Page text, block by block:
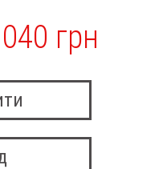
грн